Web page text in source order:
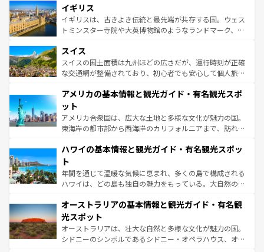
香り高いラベンダー畑など、多彩な楽しみ方が可能だ。さ
らに、パリ以外の地域にも魅力が溢れており、どの街角に
も豊かな歴史と文化が息づいている。パリ以外の個性あふ
を参照してほしい。
顔を持つこの国は、どこを歩いても飽きることがない。ベ
ルリンの文化的活気、バイエルン州のアルプスの絶景、そ
してライン川沿いのワイン畑といった風景は必見。ビール
は、お酒好きな人にはぜひ体験してほしい。 なお、新着の
ドイツ情報はコンテンツ一覧を参照してほしい。
イギリス
イギリスは、古きよき伝統と最先端が共存する国。ウェス
トミンスター寺院や大英博物館のようなランドマーク、歴
リアごとに異なる魅力がある。また、優雅なアフタヌーン
ティー、ビール好きにはたまらない英国パブ、サッカー観
戦など、本場だからこそできる体験も豊富。イギリスを旅
ンツ一覧を参照してほしい。
スイス
スイスの国土面積は九州ほどの広さだが、運行時刻が正確
な交通網が整備されており、初心者でも安心して個人旅行
の建物がそのまま残る町や、スイスならではのユニークな
博物館もあり、アルプス観光だけでなく町歩きも満喫する
ことができる。国民の所得が高いため物価も高いが、旅行
者向けの交通パス提供のサービスもあり、うまく活用すれ
着のスイス情報はコンテンツ一覧を参照してほしい。
アメリカの基本情報と観光ガイド・有名観光スポ
ット
アメリカ合衆国は、広大な土地と多様な文化が魅力の国。
東海岸の都市部から西海岸のカリフォルニアまで、訪れる
のような巨大都市は、観光、ショッピング、エンターテイ
ンメントが詰まった刺激的なスポットだ。一方、アメリカ
西部には大自然が広がり、グランドキャニオンやイエロー
ストーン国立公園といった絶景が堪能できる。さらに、南
文化が魅力。旅行者はアメリカの各地域で異なる魅力を楽
しみながら、その多様性と豊かな歴史を感じることができ
るだろう。車でのロードトリップや列車の旅も、アメリカ
ならではの贅沢な旅のスタイルだ。 なお、新着のアメリカ
情報は コンテンツ一覧 を参照してほしい。
ハワイの基本情報と観光ガイド・有名観光スポッ
ト
年間を通じて温暖な気候に恵まれ、多くの島で構成される
ハワイは、どの島も独自の魅力をもっている。大自然の神
ワイ島は見逃せない。また、定番の観光地といえばオアフ
島だが、静かな自然を求めるならマウイ島やカウアイ島が
おすすめ。エメラルドグリーンに輝く海をはじめ、豊かな
文化や歴史が息づいている。「アロハスピリット」と呼ば
オーストラリアの基本情報と観光ガイド・有名観
光スポット
オーストラリアは、壮大な自然と多様な文化が魅力の国。
シドニーのシンボルであるシドニー・オペラハウス、オー